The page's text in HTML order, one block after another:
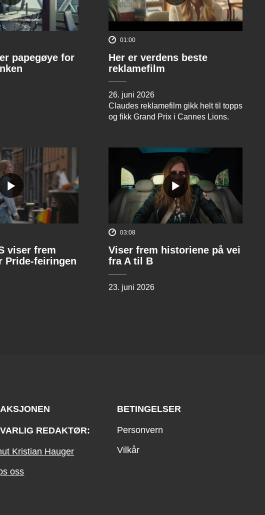
papegøye for
01:00
Her er verdens beste
reklamefilm
26. juni 2026
Claudes reklamefilm gikk helt til topps
og fikk Grand Prix i Cannes Lions.
viser frem
Pride-feiringen
03:08
Viser frem historiene på vei
fra A til B
23. juni 2026
REDAKTØR:
Kristian Hauger
oss
BETINGELSER
Personvern
Vilkår